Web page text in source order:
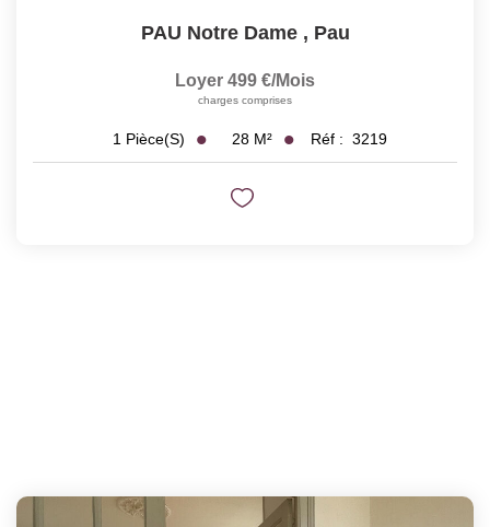
PAU Notre Dame , Pau
Loyer 499 €/mois
charges comprises
1 Pièce(s) 28 M² Réf : 3219